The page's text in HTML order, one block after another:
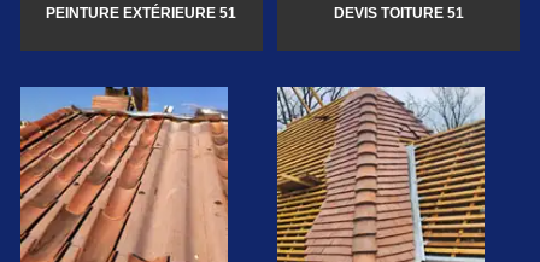
PEINTURE EXTÉRIEURE 51 DEVIS TOITURE 51